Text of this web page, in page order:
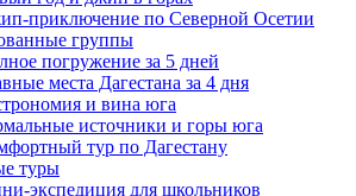
приключение по Северной Осетии
группы
погружение за 5 дней
места Дагестана за 4 дня
и вина юга
источники и горы юга
тур по Дагестану
туры
экспедиция для школьников